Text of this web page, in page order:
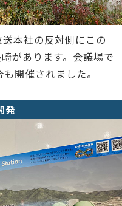
本社の反対側にこの
があります。会議場で
開催されました。
発